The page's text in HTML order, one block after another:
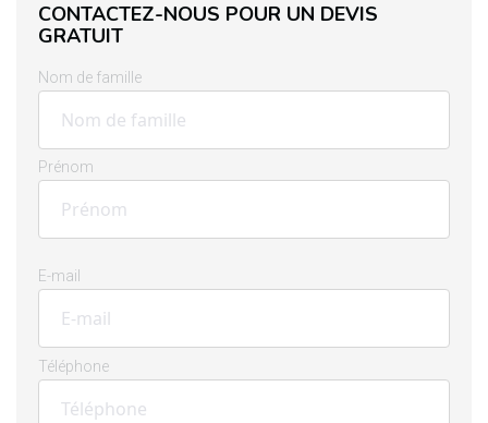
CONTACTEZ-NOUS POUR UN DEVIS
GRATUIT
Nom de famille
Prénom
E-mail
Téléphone